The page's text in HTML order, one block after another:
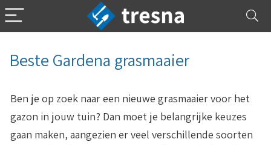
Beste Gardena grasmaaier
Ben je op zoek naar een nieuwe grasmaaier voor het
gazon in jouw tuin? Dan moet je belangrijke keuzes
gaan maken, aangezien er veel verschillende soorten